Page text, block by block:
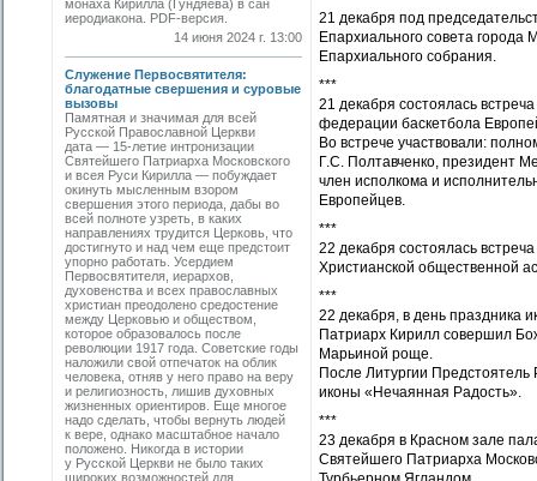
монаха Кирилла (Гундяева) в сан
иеродиакона. PDF-версия.
14 июня 2024 г. 13:00
Служение Первосвятителя:
благодатные свершения и суровые
вызовы
Памятная и значимая для всей
Русской Православной Церкви
дата — 15-летие интронизации
Святейшего Патриарха Московского
и всея Руси Кирилла — побуждает
окинуть мысленным взором
свершения этого периода, дабы во
всей полноте узреть, в каких
направлениях трудится Церковь, что
достигнуто и над чем еще предстоит
упорно работать. Усердием
Первосвятителя, иерархов,
духовенства и всех православных
христиан преодолено средостение
между Церковью и обществом,
которое образовалось после
революции 1917 года. Советские годы
наложили свой отпечаток на облик
человека, отняв у него право на веру
и религиозность, лишив духовных
жизненных ориентиров. Еще многое
надо сделать, чтобы вернуть людей
к вере, однако масштабное начало
положено. Никогда в истории
у Русской Церкви не было таких
широких возможностей для
21 декабря под
Епархиального совета города
Епархиального собрания.
***
21 декабря состоялась
федерации баскетбола
Во встрече участвовали:
Г.С. Полтавченко, президент
член исполкома и
Европейцев.
***
22 декабря состоялась
Христианской общественной
***
22 декабря, в день
Патриарх Кирилл совершил
Марьиной роще.
После Литургии
иконы «Нечаянная Радость».
***
23 декабря в Красном зале
Святейшего Патриарха